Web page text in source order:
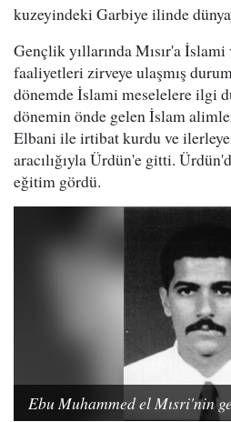
kuzeyindeki Garbiye ilinde
Gençlik yıllarında Mısır'a İslami
faaliyetleri zirveye ulaşmış
dönemde İslami meselelere ilgi
dönemin önde gelen İslam
Elbani ile irtibat kurdu ve
aracılığıyla Ürdün'e gitti.
eğitim gördü.
Ebu Muhammed el Mısri'nin